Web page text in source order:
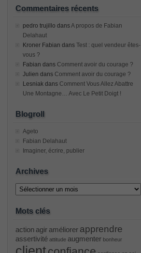
Commentaires récents
pedro trujillo dansA propos de Fabian
Delahaut
Kroner Fabian dans Test : quel vendeur êtes-
vous ?
Fabian dans Comment avoir du courage ?
Julien dans Comment avoir du courage ?
Lesniak dans Comment Vous Allez Abattre
Une Montagne… Avec Le Petit Doigt !
Blogroll
Ageto
Fabian Delahaut
Imaginer, écrire, publier
Archives
Archives
Mots clés
action agir améliorer apprendre
assertivité attitude augmenter bonheur